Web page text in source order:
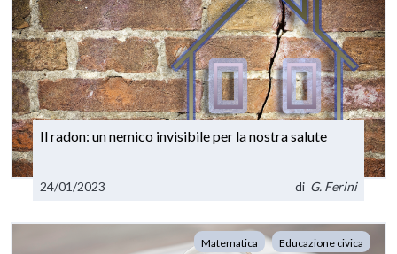
Il radon: un nemico invisibile per la nostra salute
24/01/2023 di G. Ferini
Matematica Educazione civica